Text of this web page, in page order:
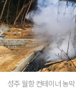
성주 월항 컨테이너 농